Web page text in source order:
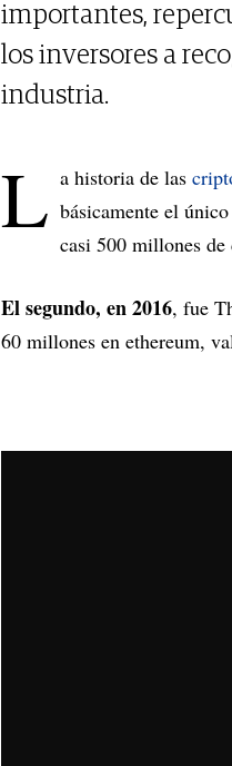
importantes,
los inversores a
industria.
L a historia de las
básicamente el
casi 500 millones de
El segundo, en 2016, fue
60 millones en ethereum,